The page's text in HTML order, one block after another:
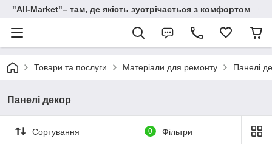
"All-Мarket"– там, де якість зустрічається з комфортом
Товари та послуги Матеріали для ремонту Панелі
Панелі декор
Сортування 0 Фільтри